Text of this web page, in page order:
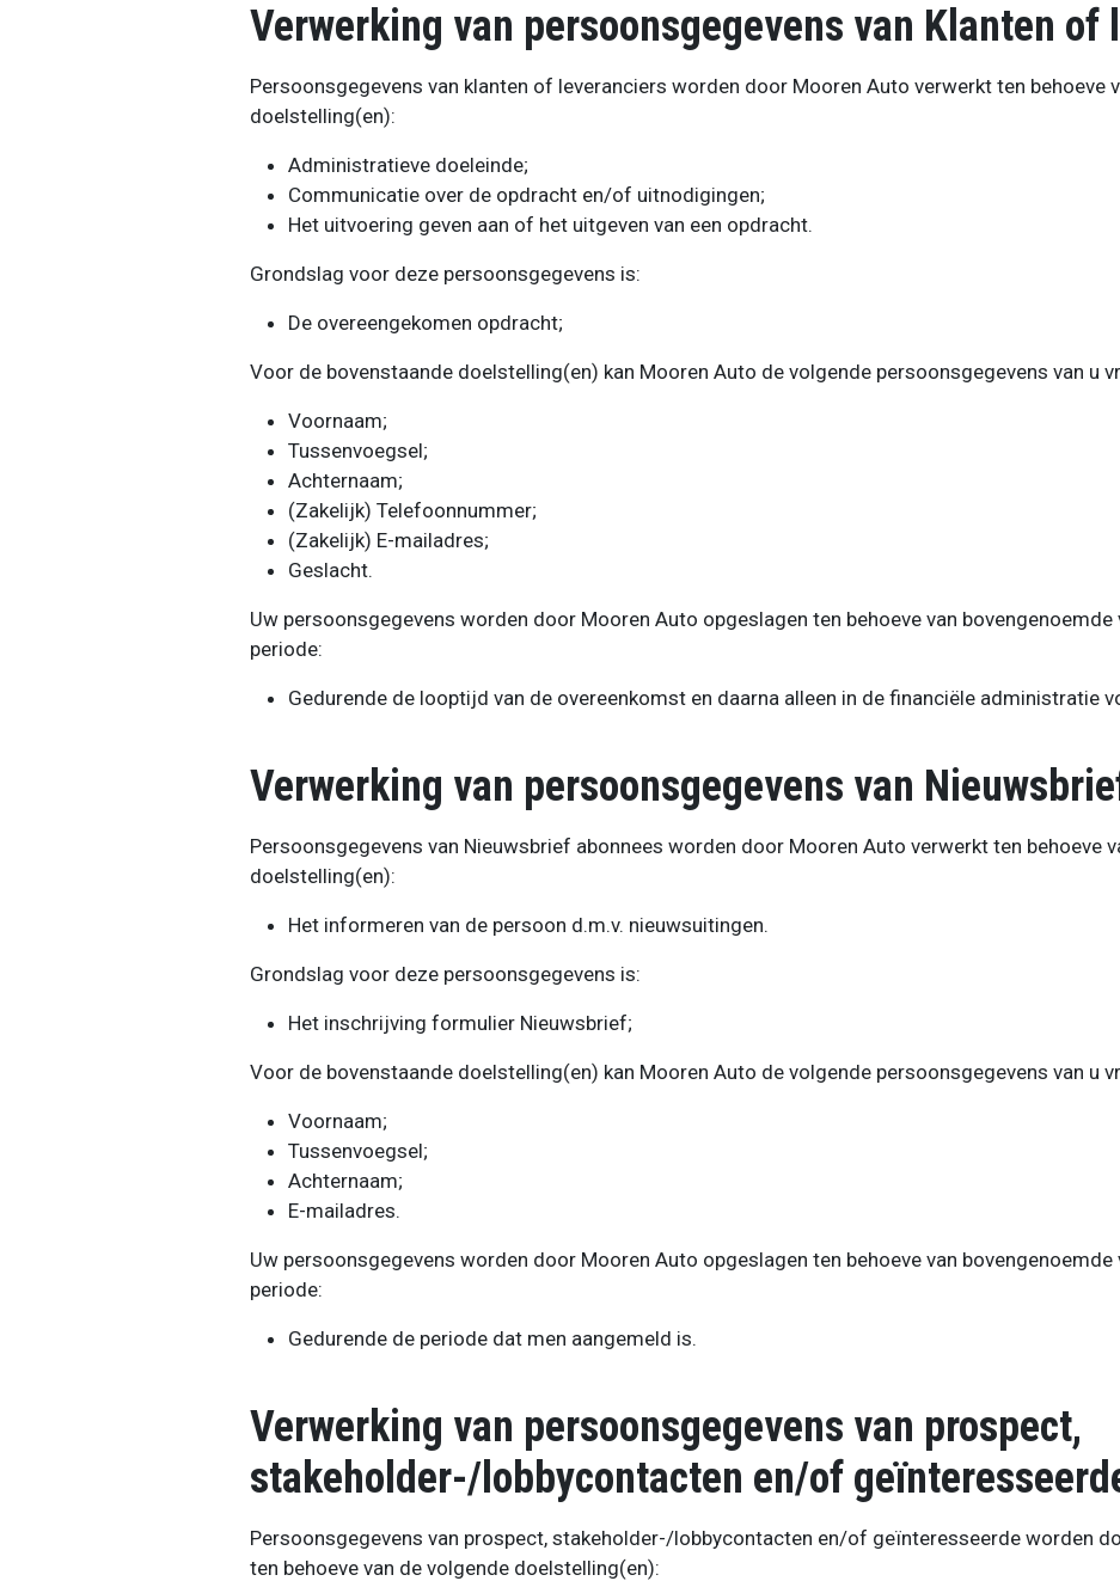
Verwerking van persoonsgegevens van Klanten of
Persoonsgegevens van klanten of leveranciers worden door Mooren Auto verwerkt ten behoeve
doelstelling(en):
Administratieve doeleinde;
Communicatie over de opdracht en/of uitnodigingen;
Het uitvoering geven aan of het uitgeven van een opdracht.
Grondslag voor deze persoonsgegevens is:
De overeengekomen opdracht;
Voor de bovenstaande doelstelling(en) kan Mooren Auto de volgende persoonsgegevens van u
Voornaam;
Tussenvoegsel;
Achternaam;
(Zakelijk) Telefoonnummer;
(Zakelijk) E-mailadres;
Geslacht.
Uw persoonsgegevens worden door Mooren Auto opgeslagen ten behoeve van
periode:
Gedurende de looptijd van de overeenkomst en daarna alleen in de financiële administratie
Verwerking van persoonsgegevens van
Persoonsgegevens van Nieuwsbrief abonnees worden door Mooren Auto verwerkt ten behoeve
doelstelling(en):
Het informeren van de persoon d.m.v. nieuwsuitingen.
Grondslag voor deze persoonsgegevens is:
Het inschrijving formulier Nieuwsbrief;
Voor de bovenstaande doelstelling(en) kan Mooren Auto de volgende persoonsgegevens van u
Voornaam;
Tussenvoegsel;
Achternaam;
E-mailadres.
Uw persoonsgegevens worden door Mooren Auto opgeslagen ten behoeve van
periode:
Gedurende de periode dat men aangemeld is.
Verwerking van persoonsgegevens van prospect,
stakeholder-/lobbycontacten en/of
Persoonsgegevens van prospect, stakeholder-/lobbycontacten en/of geïnteresseerde worden
ten behoeve van de volgende doelstelling(en):